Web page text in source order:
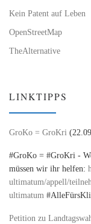
Kein Patent auf Leben
OpenStreetMap
TheAlternative
LINKTIPPS
GroKo = GroKri
#GroKo = #GroKri -
müssen wir ihr helfen:
ultimatum/appell/
ultimatum
Petition zu